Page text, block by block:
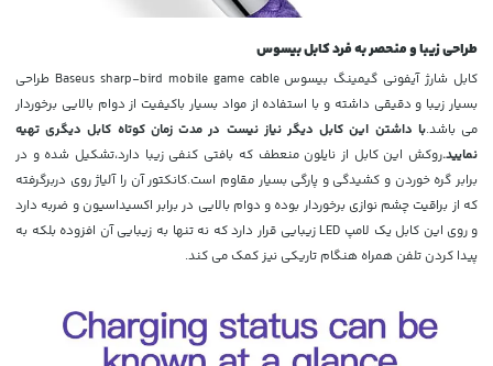
طراحی زیبا و منحصر به فرد کابل بیسوس
کابل شارژ آیفونی گیمینگ بیسوس Baseus sharp-bird mobile game cable طراحی
بسیار زیبا و دقیقی داشته و با استفاده از مواد بسیار باکیفیت از دوام بالایی برخوردار
می باشد.با داشتن این کابل دیگر نیاز نیست در مدت زمان کوتاه کابل دیگری تهیه
نمایید.روکش این کابل از نایلون منعطف که بافتی کنفی زیبا دارد،تشکیل شده و در
برابر گره خوردن و کشیدگی و پارگی بسیار مقاوم است.کانکتور آن را آلیاژ روی دربرگرفته
که از براقیت چشم نوازی برخوردار بوده و دوام بالایی در برابر اکسیداسیون و ضربه دارد
و
روی این کابل یک لامپ LED زیبایی قرار دارد که نه تنها به زیبایی آن افزوده بلکه به
پیدا کردن تلفن همراه هنگام تاریکی نیز کمک می کند.